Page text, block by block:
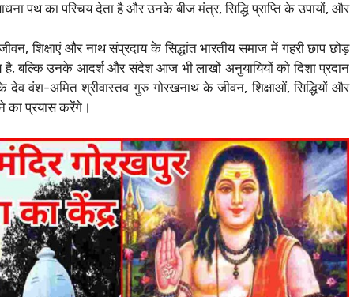
पथ का परिचय देता है और उनके बीज मंत्र, सिद्धि प्राप्ति के उपायों, और
शिक्षाएं और नाथ संप्रदाय के सिद्धांत भारतीय समाज में गहरी छाप छोड़
बल्कि उनके आदर्श और संदेश आज भी लाखों अनुयायियों को दिशा प्रदान
वंश-अमित श्रीवास्तव गुरु गोरखनाथ के जीवन, शिक्षाओं, सिद्धियों और
का प्रयास करेंगे।